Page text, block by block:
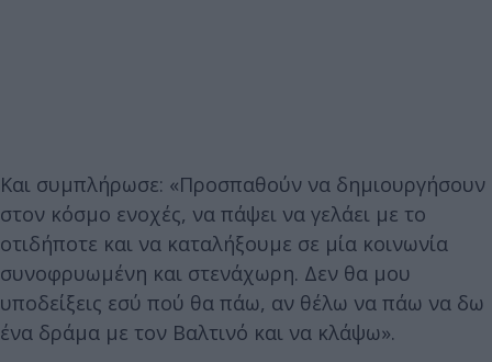
Και συμπλήρωσε: «Προσπαθούν να δημιουργήσουν
στον κόσμο ενοχές, να πάψει να γελάει με το
οτιδήποτε και να καταλήξουμε σε μία κοινωνία
συνοφρυωμένη και στενάχωρη. Δεν θα μου
υποδείξεις εσύ πού θα πάω, αν θέλω να πάω να δω
ένα δράμα με τον Βαλτινό και να κλάψω».